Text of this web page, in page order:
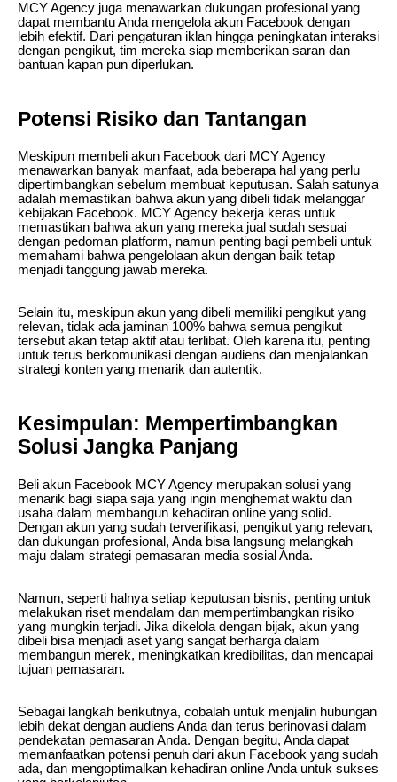
MCY Agency juga menawarkan dukungan profesional yang
dapat membantu Anda mengelola akun Facebook dengan
lebih efektif. Dari pengaturan iklan hingga peningkatan interaksi
dengan pengikut, tim mereka siap memberikan saran dan
bantuan kapan pun diperlukan.
Potensi Risiko dan Tantangan
Meskipun membeli akun Facebook dari MCY Agency
menawarkan banyak manfaat, ada beberapa hal yang perlu
dipertimbangkan sebelum membuat keputusan. Salah satunya
adalah memastikan bahwa akun yang dibeli tidak melanggar
kebijakan Facebook. MCY Agency bekerja keras untuk
memastikan bahwa akun yang mereka jual sudah sesuai
dengan pedoman platform, namun penting bagi pembeli untuk
memahami bahwa pengelolaan akun dengan baik tetap
menjadi tanggung jawab mereka.
Selain itu, meskipun akun yang dibeli memiliki pengikut yang
relevan, tidak ada jaminan 100% bahwa semua pengikut
tersebut akan tetap aktif atau terlibat. Oleh karena itu, penting
untuk terus berkomunikasi dengan audiens dan menjalankan
strategi konten yang menarik dan autentik.
Kesimpulan: Mempertimbangkan
Solusi Jangka Panjang
Beli akun Facebook MCY Agency merupakan solusi yang
menarik bagi siapa saja yang ingin menghemat waktu dan
usaha dalam membangun kehadiran online yang solid.
Dengan akun yang sudah terverifikasi, pengikut yang relevan,
dan dukungan profesional, Anda bisa langsung melangkah
maju dalam strategi pemasaran media sosial Anda.
Namun, seperti halnya setiap keputusan bisnis, penting untuk
melakukan riset mendalam dan mempertimbangkan risiko
yang mungkin terjadi. Jika dikelola dengan bijak, akun yang
dibeli bisa menjadi aset yang sangat berharga dalam
membangun merek, meningkatkan kredibilitas, dan mencapai
tujuan pemasaran.
Sebagai langkah berikutnya, cobalah untuk menjalin hubungan
lebih dekat dengan audiens Anda dan terus berinovasi dalam
pendekatan pemasaran Anda. Dengan begitu, Anda dapat
memanfaatkan potensi penuh dari akun Facebook yang sudah
ada, dan mengoptimalkan kehadiran online Anda untuk sukses